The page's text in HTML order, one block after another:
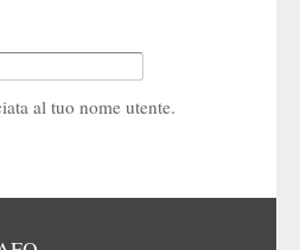
al tuo nome utente.